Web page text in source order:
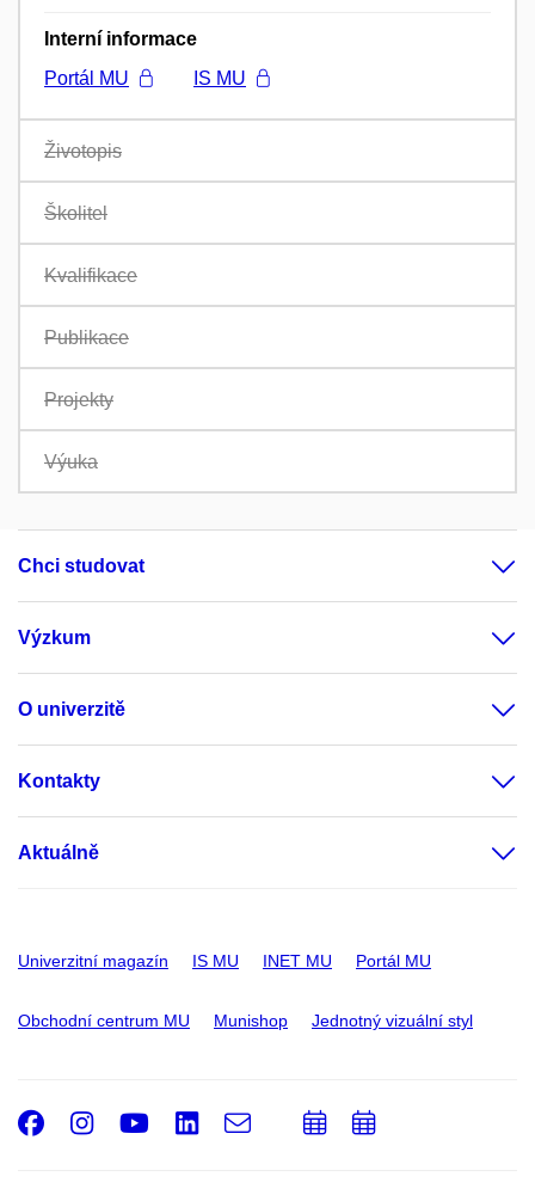
Interní informace
Portál MU
IS MU
Životopis
Školitel
Kvalifikace
Publikace
Projekty
Výuka
Chci studovat
Výzkum
O univerzitě
Kontakty
Aktuálně
Univerzitní magazín IS MU INET MU Portál MU
Obchodní centrum MU Munishop Jednotný vizuální styl
Facebook
Instagram
Youtube
LinkedIn
e-
PřidatPřidat